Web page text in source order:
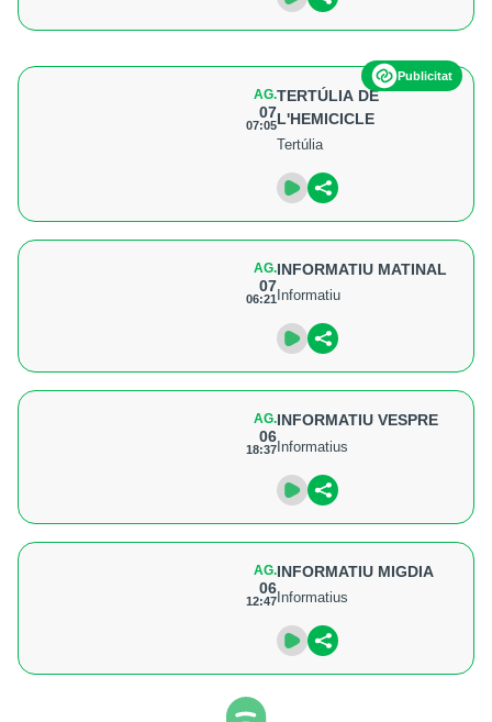
Publicitat
AG.
07
07:05
TERTÚLIA DE
L'HEMICICLE
Tertúlia
AG.
07
06:21
INFORMATIU MATINAL
Informatiu
AG.
06
18:37
INFORMATIU VESPRE
Informatius
AG.
06
12:47
INFORMATIU MIGDIA
Informatius